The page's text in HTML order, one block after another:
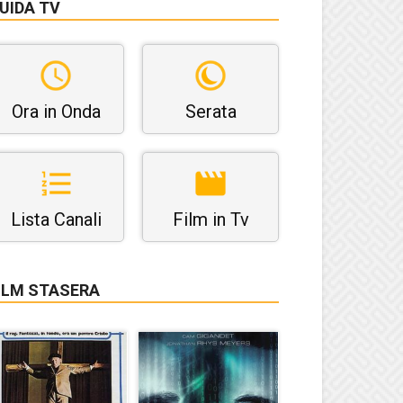
TV
Ora in Onda Serata
Lista Canali Film in Tv
STASERA